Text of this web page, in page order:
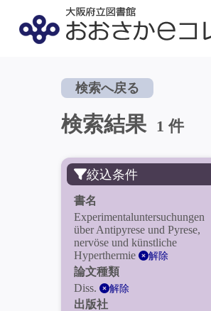
検索へ戻る
検索結果 1 件
絞込条件
書名
Experimentaluntersuchungen
über Antipyrese und Pyrese,
nervöse und künstliche
Hyperthermie
解除
論文種類
Diss.
解除
出版社